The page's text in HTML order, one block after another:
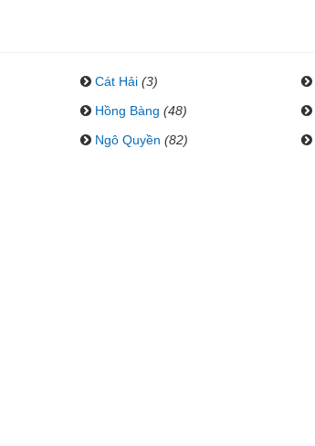
Cát Hải (3)
Hồng Bàng (48)
Ngô Quyền (82)